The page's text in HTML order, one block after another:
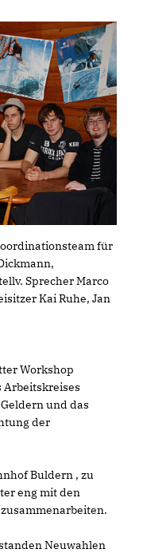
für
Sprecher Marco
Kai Ruhe, Jan
Workshop
Arbeitskreises
und das
der
Buldern , zu
eng mit den
Neuwahlen